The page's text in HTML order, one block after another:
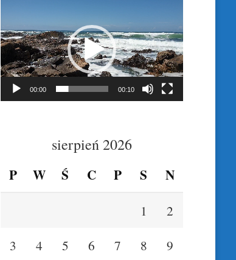
Odtwarzacz
video
00:00 00:10
sierpień 2026
P W Ś C P S N
1
2
3
4 5 6 7 8
9